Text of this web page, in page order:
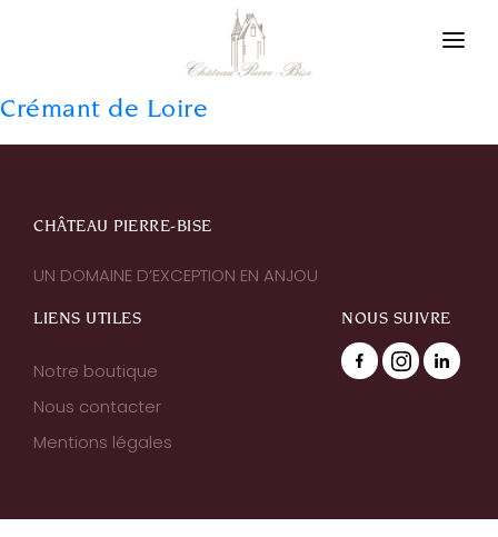
Vigneron en Layon
Notre philosophie
Crémant de Loire
CHÂTEAU PIERRE-BISE
UN DOMAINE D’EXCEPTION EN ANJOU
LIENS UTILES
Notre boutique
Nous contacter
Mentions légales
NOUS SUIVRE
Panneau de gestion des cookies